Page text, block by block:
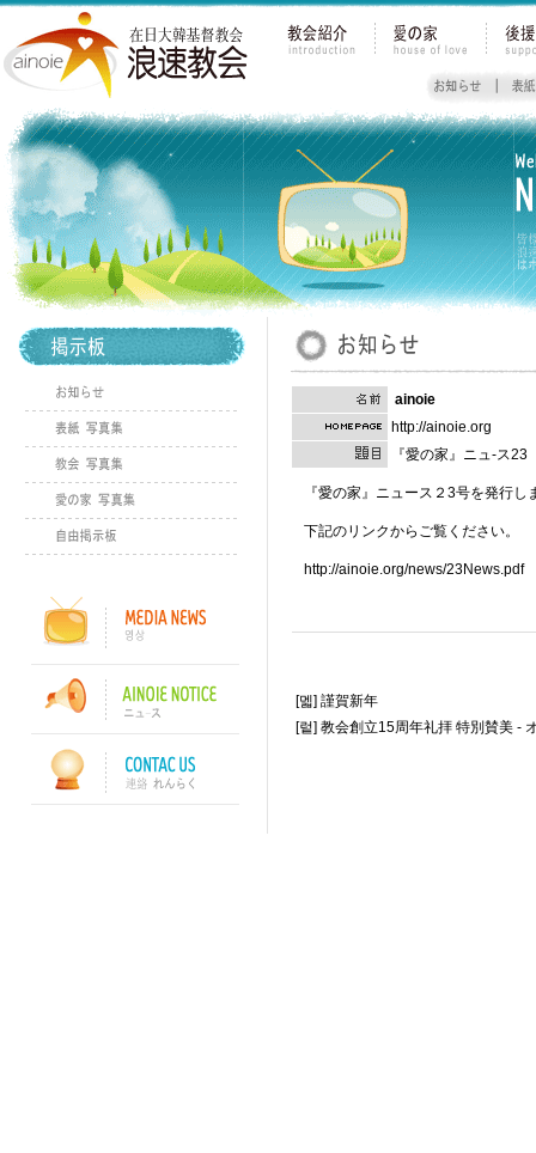
ainoie
http://ainoie.org
『愛の家』ニュ-ス23
『愛の家』ニュース２3号を発行し
下記のリンクからご覧ください。
http://ainoie.org/news/23News.pdf
[멟] 謹賀新年
[렅] 教会創立15周年礼拝 特別賛美 -